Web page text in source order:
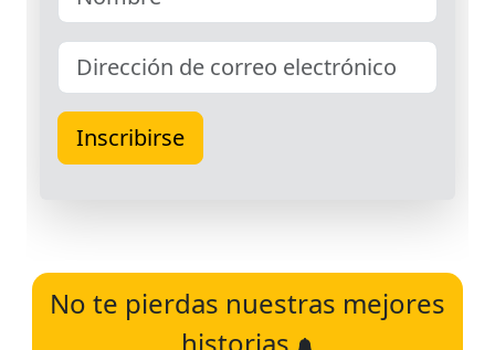
No te pierdas nuestras mejores